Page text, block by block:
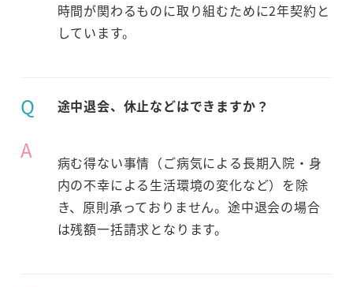
時間が関わるものに取り組むために2年契約と
しています。
Q 途中退会、休止などはできますか？
A
病む得ない事情（ご病気による長期入院・身
内の不幸による生活環境の変化など）を除
き、原則承っておりません。途中退会の場合
は残額一括請求となります。